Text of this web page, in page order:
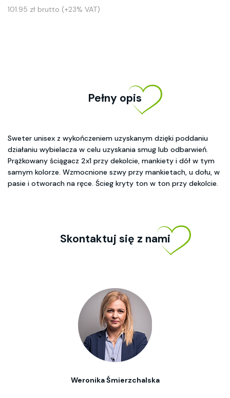
101.95 zł brutto (+23% VAT)
Pełny opis
Sweter unisex z wykończeniem uzyskanym dzięki poddaniu
działaniu wybielacza w celu uzyskania smug lub odbarwień.
Prążkowany ściągacz 2x1 przy dekolcie, mankiety i dół w tym
samym kolorze. Wzmocnione szwy przy mankietach, u dołu, w
pasie i otworach na ręce. Ścieg kryty ton w ton przy dekolcie.
Skontaktuj się z nami
Weronika Śmierzchalska